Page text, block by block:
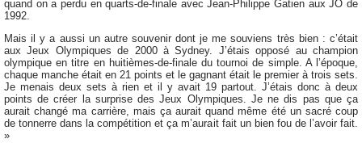
quand on a perdu en quarts-de-finale avec Jean-Philippe Gatien aux JO de
1992.
Mais il y a aussi un autre souvenir dont je me souviens très bien : c’était
aux Jeux Olympiques de 2000 à Sydney. J’étais opposé au champion
olympique en titre en huitièmes-de-finale du tournoi de simple. A l’époque,
chaque manche était en 21 points et le gagnant était le premier à trois sets.
Je menais deux sets à rien et il y avait 19 partout. J’étais donc à deux
points de créer la surprise des Jeux Olympiques. Je ne dis pas que ça
aurait changé ma carrière, mais ça aurait quand même été un sacré coup
de tonnerre dans la compétition et ça m’aurait fait un bien fou de l’avoir fait.
»